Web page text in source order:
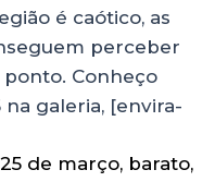
é caótico, as
perceber
Conheço
galeria, [envira-
25 de março, barato,